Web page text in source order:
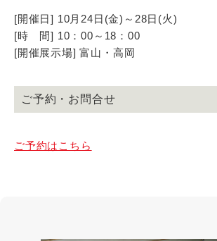
[開催日] 10月24日(金)～28日(火)
[時 間] 10：00～18：00
[開催展示場] 富山・高岡
ご予約・お問合せ
ご予約はこちら